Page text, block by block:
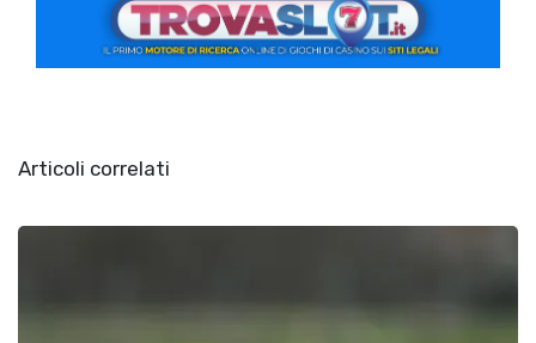
Articoli correlati